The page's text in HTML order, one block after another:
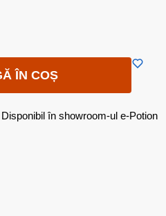
ÎN COȘ
Disponibil în showroom-ul e-Potion